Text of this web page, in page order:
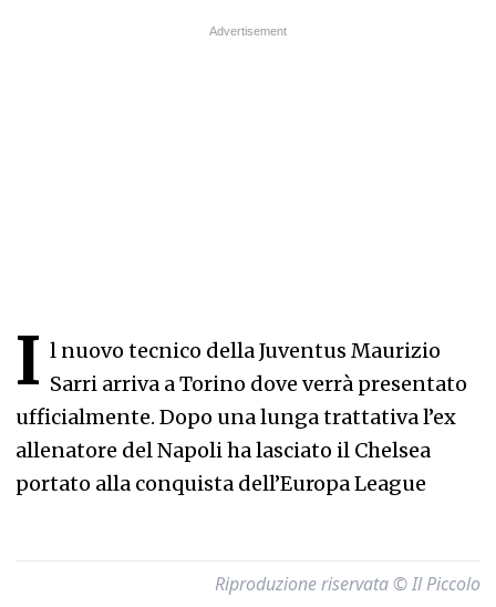
I l nuovo tecnico della Juventus Maurizio
Sarri arriva a Torino dove verrà presentato
ufficialmente. Dopo una lunga trattativa l’ex
allenatore del Napoli ha lasciato il Chelsea
portato alla conquista dell’Europa League
Riproduzione riservata © Il Piccolo